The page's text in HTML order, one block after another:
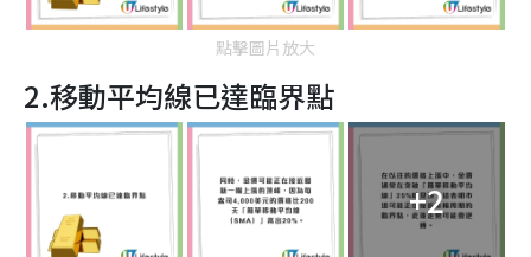
點擊圖片放大
2.移動平均線已達臨界點
+2